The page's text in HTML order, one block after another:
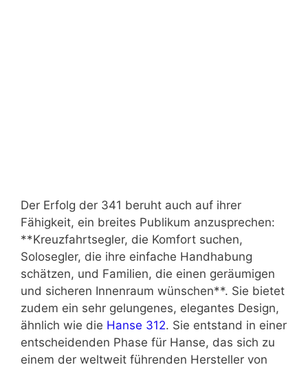
Der Erfolg der 341 beruht auch auf ihrer
Fähigkeit, ein breites Publikum anzusprechen:
**Kreuzfahrtsegler, die Komfort suchen,
Solosegler, die ihre einfache Handhabung
schätzen, und Familien, die einen geräumigen
und sicheren Innenraum wünschen**. Sie bietet
zudem ein sehr gelungenes, elegantes Design,
ähnlich wie die Hanse 312. Sie entstand in einer
entscheidenden Phase für Hanse, das sich zu
einem der weltweit führenden Hersteller von